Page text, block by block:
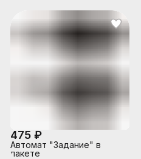
475 ₽
Автомат "Задание" в
пакете